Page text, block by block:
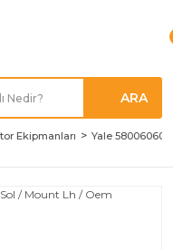
ARA
Ekipmanları Yale